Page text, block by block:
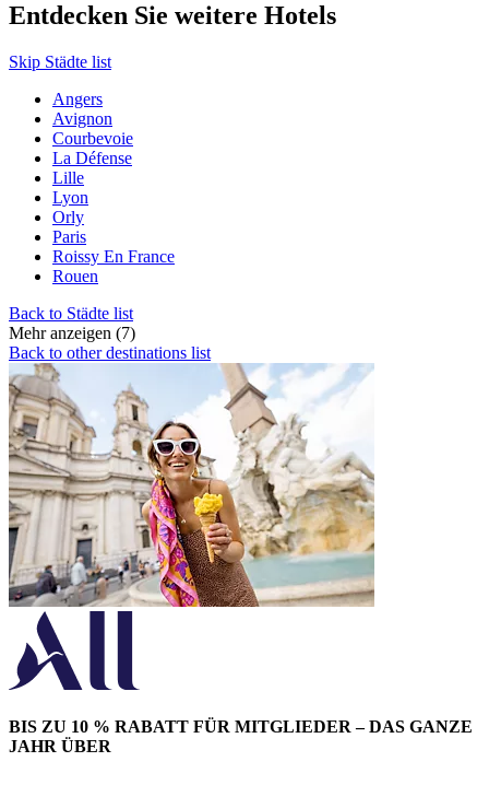
Entdecken Sie weitere Hotels
Skip Städte list
Angers
Avignon
Courbevoie
La Défense
Lille
Lyon
Orly
Paris
Roissy En France
Rouen
Back to Städte list
Mehr anzeigen (7)
Back to other destinations list
BIS ZU 10 % RABATT FÜR MITGLIEDER – DAS GANZE
JAHR ÜBER